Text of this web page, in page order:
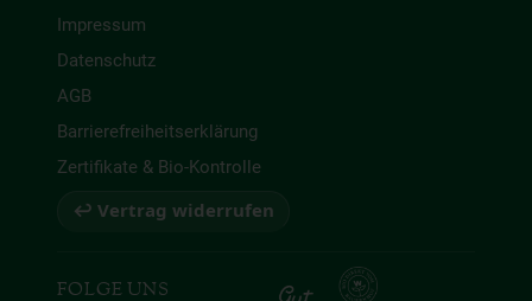
Impressum
Datenschutz
AGB
Barrierefreiheitserklärung
Zertifikate & Bio-Kontrolle
↩ Vertrag widerrufen
FOLGE UNS